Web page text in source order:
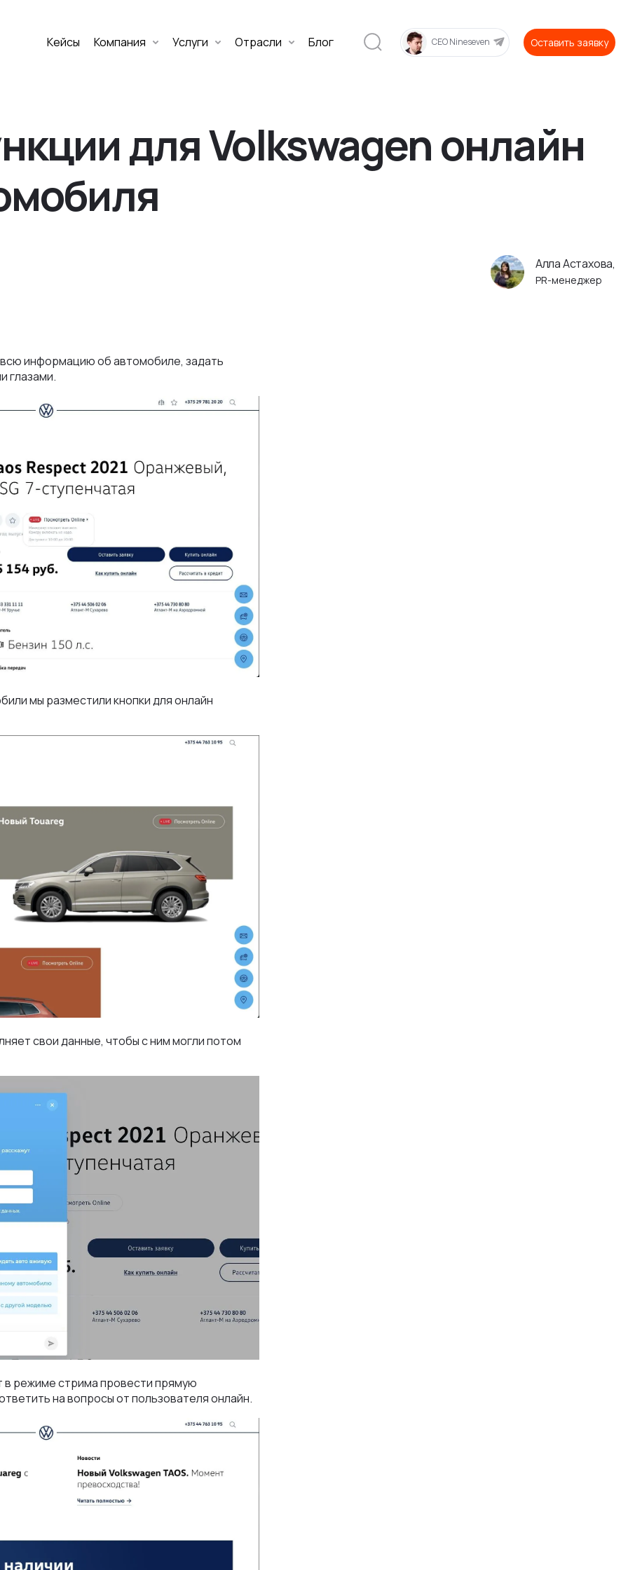
Кейсы Компания Услуги Отрасли Блог CEO Nineseven Оставить заявку
Оставить заявку
для Volkswagen онлайн
Алла Астахова,
PR-менеджер
информацию об автомобиле, задать
глазами.
мы разместили кнопки для онлайн
свои данные, чтобы с ним могли потом
режиме стрима провести прямую
на вопросы от пользователя онлайн.